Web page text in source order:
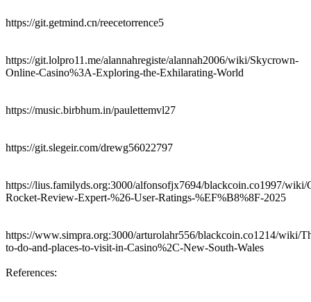
https://git.getmind.cn/reecetorrence5
https://git.lolpro11.me/alannahregiste/alannah2006/wiki/Skycrown-
Online-Casino%3A-Exploring-the-Exhilarating-World
https://music.birbhum.in/paulettemvl27
https://git.slegeir.com/drewg56022797
https://lius.familyds.org:3000/alfonsofjx7694/blackcoin.co1997/wiki/
Rocket-Review-Expert-%26-User-Ratings-%EF%B8%8F-2025
https://www.simpra.org:3000/arturolahr556/blackcoin.co1214/wiki/
to-do-and-places-to-visit-in-Casino%2C-New-South-Wales
References: